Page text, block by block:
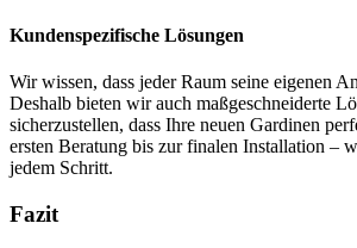
Kundenspezifische Lösungen
Wir wissen, dass jeder Raum seine eigenen
Deshalb bieten wir auch maßgeschneiderte
sicherzustellen, dass Ihre neuen Gardinen
ersten Beratung bis zur finalen Installation –
jedem Schritt.
Fazit